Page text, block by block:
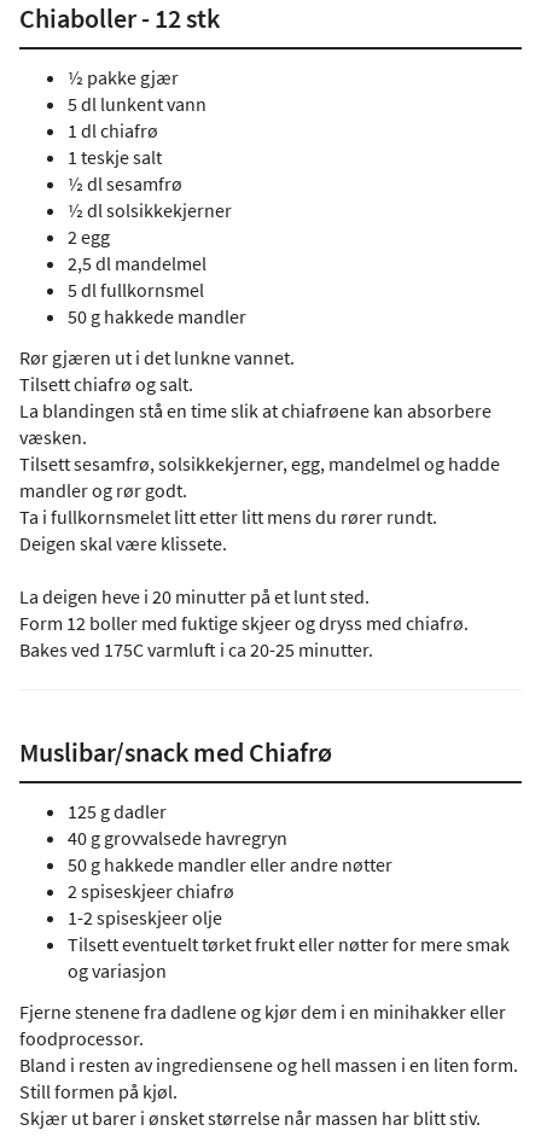
Chiaboller - 12 stk
½ pakke gjær
5 dl lunkent vann
1 dl chiafrø
1 teskje salt
½ dl sesamfrø
½ dl solsikkekjerner
2 egg
2,5 dl mandelmel
5 dl fullkornsmel
50 g hakkede mandler
Rør gjæren ut i det lunkne vannet.
Tilsett chiafrø og salt.
La blandingen stå en time slik at chiafrøene kan absorbere
væsken.
Tilsett sesamfrø, solsikkekjerner, egg, mandelmel og hadde
mandler og rør godt.
Ta i fullkornsmelet litt etter litt mens du rører rundt.
Deigen skal være klissete.
La deigen heve i 20 minutter på et lunt sted.
Form 12 boller med fuktige skjeer og dryss med chiafrø.
Bakes ved 175C varmluft i ca 20-25 minutter.
Muslibar/snack med Chiafrø
125 g dadler
40 g grovvalsede havregryn
50 g hakkede mandler eller andre nøtter
2 spiseskjeer chiafrø
1-2 spiseskjeer olje
Tilsett eventuelt tørket frukt eller nøtter for mere smak
og variasjon
Fjerne stenene fra dadlene og kjør dem i en minihakker eller
foodprocessor.
Bland i resten av ingrediensene og hell massen i en liten form.
Still formen på kjøl.
Skjær ut barer i ønsket størrelse når massen har blitt stiv.